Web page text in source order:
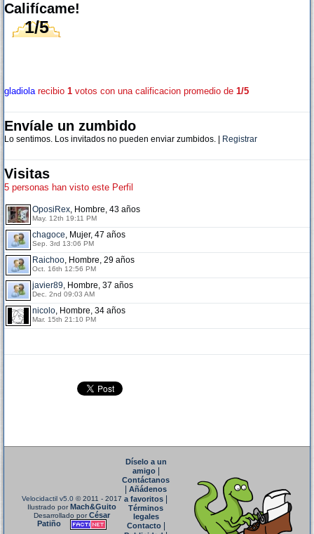
Califícame!
1/5
gladiolarecibio 1 votos con una calificacion promedio de 1/5
Envíale un zumbido
Lo sentimos. Los invitados no pueden enviar zumbidos. | Registrar
Visitas
5 personas han visto este Perfil
OposiRex, Hombre, 43 años
May. 12th 19:11 PM
chagoce, Mujer, 47 años
Sep. 3rd 13:06 PM
Raichoo, Hombre, 29 años
Oct. 16th 12:56 PM
javier89, Hombre, 37 años
Dec. 2nd 09:03 AM
nicolo, Hombre, 34 años
Mar. 15th 21:10 PM
Velocidactil v5.0 © 2011 - 2017
Ilustrado porMach&Guito
Desarrollado porCésar
Patiño
Díselo a un
amigo|
Contáctanos
Añádenos
a favoritos
Términos
legales
Contacto|